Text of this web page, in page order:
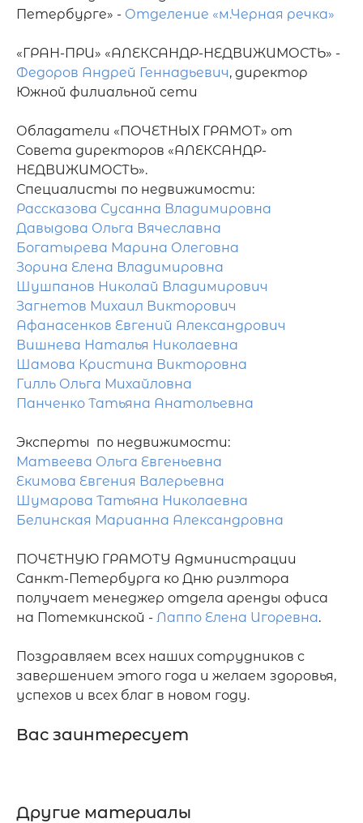
Петербурге» - Отделение «м.Черная речка»
Федоров Андрей Геннадьевич, директор
Южной филиальной сети
Обладатели «ПОЧЕТНЫХ ГРАМОТ» от
Совета директоров «АЛЕКСАНДР-
НЕДВИЖИМОСТЬ».
Рассказова Сусанна Владимировна
Давыдова Ольга Вячеславна
Богатырева Марина Олеговна
Зорина Елена Владимировна
Шушпанов Николай Владимирович
Загнетов Михаил Викторович
Афанасенков Евгений Александрович
Вишнева Наталья Николаевна
Шамова Кристина Викторовна
Гилль Ольга Михайловна
Панченко Татьяна Анатольевна
Матвеева Ольга Евгеньевна
Екимова Евгения Валерьевна
Шумарова Татьяна Николаевна
Белинская Марианна Александровна
ПОЧЕТНУЮ ГРАМОТУ Администрации
Санкт-Петербурга ко Дню риэлтора
получает менеджер отдела аренды офиса
на Потемкинской - Лаппо Елена Игоревна.
Поздравляем всех наших сотрудников с
завершением этого года и желаем здоровья,
успехов и всех благ в новом году.
Вас заинтересует
Другие материалы